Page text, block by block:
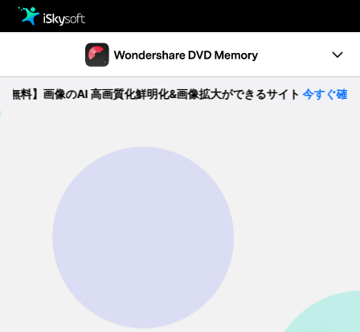
Utility
製品活用事例
ダウンロード
サポート
製品機能
無料ダウンロード
】画像のAI 高画質化鮮明化&画像拡大ができるサイト今すぐ確認 >>